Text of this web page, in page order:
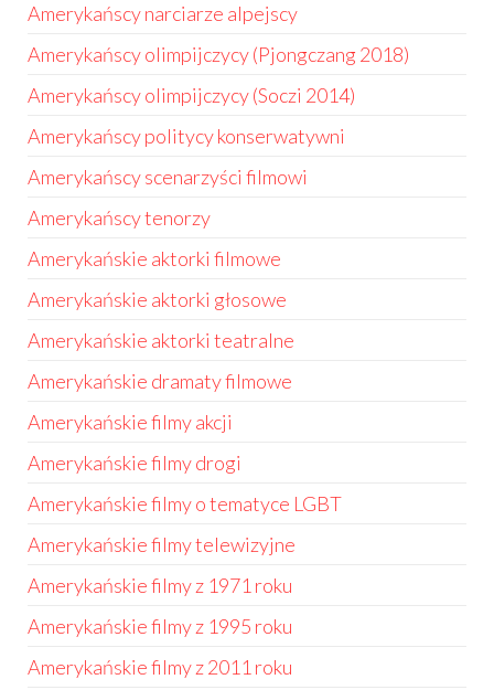
Amerykańscy narciarze alpejscy
Amerykańscy olimpijczycy (Pjongczang 2018)
Amerykańscy olimpijczycy (Soczi 2014)
Amerykańscy politycy konserwatywni
Amerykańscy scenarzyści filmowi
Amerykańscy tenorzy
Amerykańskie aktorki filmowe
Amerykańskie aktorki głosowe
Amerykańskie aktorki teatralne
Amerykańskie dramaty filmowe
Amerykańskie filmy akcji
Amerykańskie filmy drogi
Amerykańskie filmy o tematyce LGBT
Amerykańskie filmy telewizyjne
Amerykańskie filmy z 1971 roku
Amerykańskie filmy z 1995 roku
Amerykańskie filmy z 2011 roku